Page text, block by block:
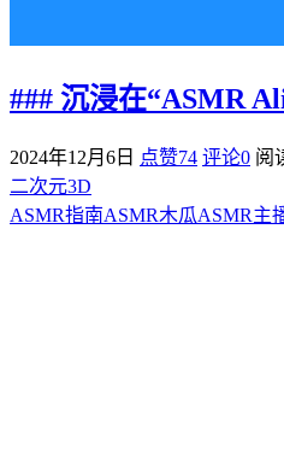
### 沉浸在“ASMR
2024年12月6日 点赞74 评论0 阅
二次元3D
ASMR指南ASMR木瓜ASMR主